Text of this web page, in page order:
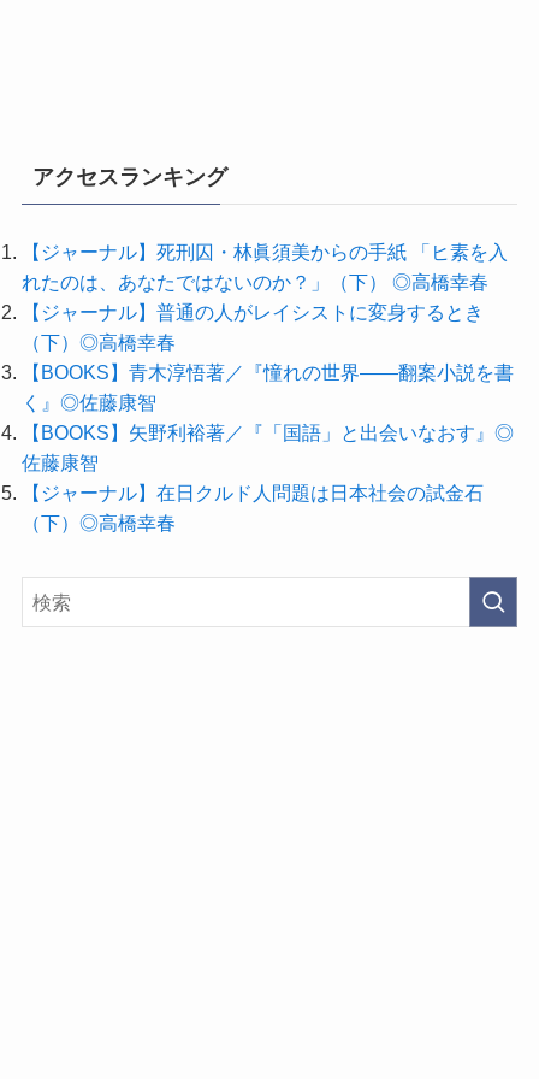
アクセスランキング
【ジャーナル】死刑囚・林眞須美からの手紙 「ヒ素を入
れたのは、あなたではないのか？」（下） ◎高橋幸春
【ジャーナル】普通の人がレイシストに変身するとき
（下）◎高橋幸春
【BOOKS】青木淳悟著／『憧れの世界――翻案小説を書
く』◎佐藤康智
【BOOKS】矢野利裕著／『「国語」と出会いなおす』◎
佐藤康智
【ジャーナル】在日クルド人問題は日本社会の試金石
（下）◎高橋幸春